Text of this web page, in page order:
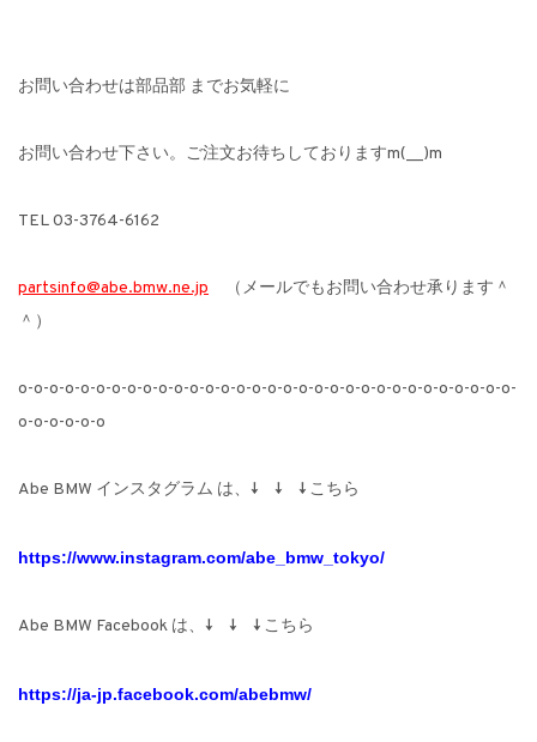
お問い合わせは部品部 までお気軽に
お問い合わせ下さい。ご注文お待ちしておりますm(__)m
TEL 03-3764-6162
partsinfo@abe.bmw.ne.jp （メールでもお問い合わせ承ります＾
＾）
o-o-o-o-o-o-o-o-o-o-o-o-o-o-o-o-o-o-o-o-o-o-o-o-o-o-o-o-o-o-o-o-
o-o-o-o-o-o
Abe BMW インスタグラム は、↓ ↓ ↓ こちら
https://www.instagram.com/abe_bmw_tokyo/
Abe BMW Facebook は、↓ ↓ ↓ こちら
https://ja-jp.facebook.com/abebmw/